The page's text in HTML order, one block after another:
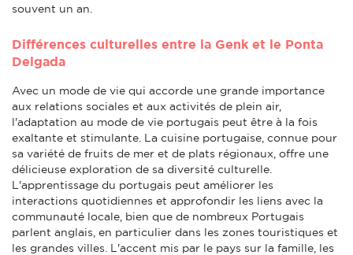
souvent un an.
Différences culturelles entre la Genk et le Ponta
Delgada
Avec un mode de vie qui accorde une grande importance
aux relations sociales et aux activités de plein air,
l'adaptation au mode de vie portugais peut être à la fois
exaltante et stimulante. La cuisine portugaise, connue pour
sa variété de fruits de mer et de plats régionaux, offre une
délicieuse exploration de sa diversité culturelle.
L'apprentissage du portugais peut améliorer les
interactions quotidiennes et approfondir les liens avec la
communauté locale, bien que de nombreux Portugais
parlent anglais, en particulier dans les zones touristiques et
les grandes villes. L'accent mis par le pays sur la famille, les